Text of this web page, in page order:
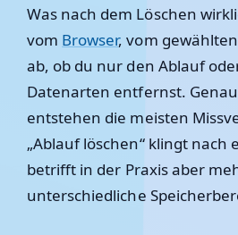
Was nach dem Löschen
vom Browser, vom
ab, ob du nur den Ablauf
Datenarten entfernst.
entstehen die meisten
„Ablauf löschen“ klingt nach
betrifft in der Praxis aber
unterschiedliche